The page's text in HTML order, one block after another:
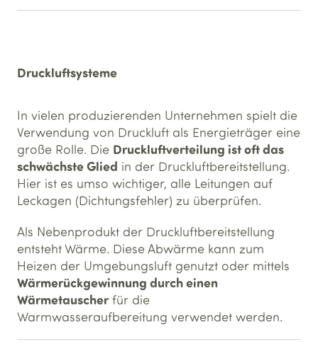
Druckluftsysteme
In vielen produzierenden Unternehmen spielt die
Verwendung von Druckluft als Energieträger eine
große Rolle. Die Druckluftverteilung ist oft das
schwächste Glied in der Druckluftbereitstellung.
Hier ist es umso wichtiger, alle Leitungen auf
Leckagen (Dichtungsfehler) zu überprüfen.
Als Nebenprodukt der Druckluftbereitstellung
entsteht Wärme. Diese Abwärme kann zum
Heizen der Umgebungsluft genutzt oder mittels
Wärmerückgewinnung durch einen
Wärmetauscherfür die
Warmwasseraufbereitung verwendet werden.